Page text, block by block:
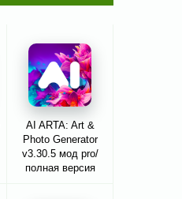
AI ARTA: Art &
Photo Generator
v3.30.5 мод pro/
полная версия